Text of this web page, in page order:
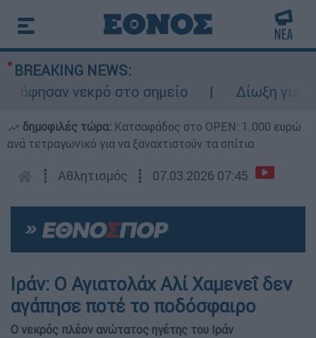
BREAKING NEWS:
στο σημείο
Δίωξη για ανθρωποκτονία
δημοφιλές τώρα: Κατσαφάδος στο OPEN: 1.000 ευρώ
ανά τετραγωνικό για να ξαναχτιστούν τα σπίτια
┋ Αθλητισμός ┋ 07.03.2026 07:45
Ιράν: Ο Αγιατολάχ Αλί Χαμενεΐ δεν
αγάπησε ποτέ το ποδόσφαιρο
Ο νεκρός πλέον ανώτατος ηγέτης του Ιράν